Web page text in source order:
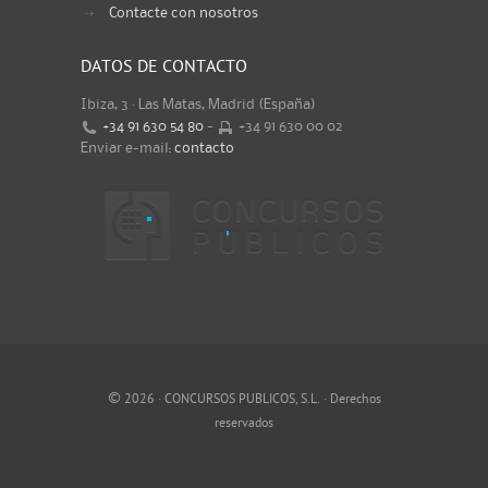
Contacte con nosotros
DATOS DE CONTACTO
Ibiza, 3 · Las Matas, Madrid (España)
+34 91 630 54 80 -
+34 91 630 00 02
Enviar e-mail: contacto
© 2026 · CONCURSOS PUBLICOS, S.L. · Derechos
reservados